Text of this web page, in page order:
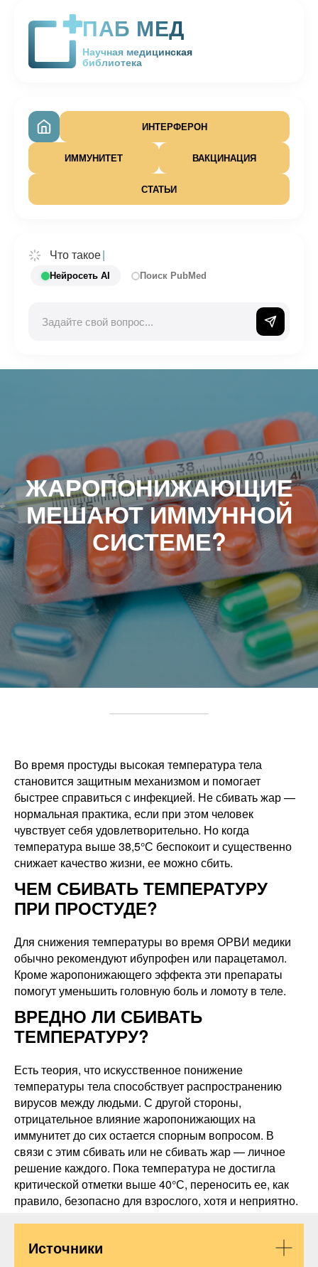
ПАБ МЕД
Научная медицинская
библиотека
ИНТЕРФЕРОН
ИММУНИТЕТ ВАКЦИНАЦИЯ
СТАТЬИ
|
Нейросеть AI Поиск PubMed
ЖАРОПОНИЖАЮЩИЕ
МЕШАЮТ ИММУННОЙ
СИСТЕМЕ?
Во время простуды высокая температура тела
становится защитным механизмом и помогает
быстрее справиться с инфекцией. Не сбивать жар —
нормальная практика, если при этом человек
чувствует себя удовлетворительно. Но когда
температура выше 38,5°С беспокоит и существенно
снижает качество жизни, ее можно сбить.
ЧЕМ СБИВАТЬ ТЕМПЕРАТУРУ
ПРИ ПРОСТУДЕ?
Для снижения температуры во время ОРВИ медики
обычно рекомендуют ибупрофен или парацетамол.
Кроме жаропонижающего эффекта эти препараты
помогут уменьшить головную боль и ломоту в теле.
ВРЕДНО ЛИ СБИВАТЬ
ТЕМПЕРАТУРУ?
Есть теория, что искусственное понижение
температуры тела способствует распространению
вирусов между людьми. С другой стороны,
отрицательное влияние жаропонижающих на
иммунитет до сих остается спорным вопросом. В
связи с этим сбивать или не сбивать жар — личное
решение каждого. Пока температура не достигла
критической отметки выше 40°С, переносить ее, как
правило, безопасно для взрослого, хотя и неприятно.
Источники